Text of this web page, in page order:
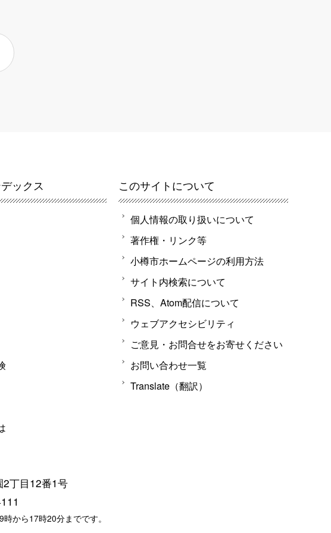
ックス このサイトについて
個人情報の取り扱いについて
著作権・リンク等
小樽市ホームページの利用方法
サイト内検索について
RSS、Atom配信について
ウェブアクセシビリティ
ご意見・お問合せをお寄せください
お問い合わせ一覧
Translate（翻訳）
丁目12番1号
から17時20分までです。